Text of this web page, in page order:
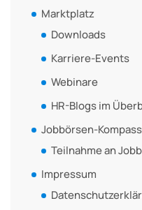
Marktplatz
Downloads
Karriere-Events
Webinare
HR-Blogs im
Jobbörsen-Kompass
Teilnahme an
Impressum